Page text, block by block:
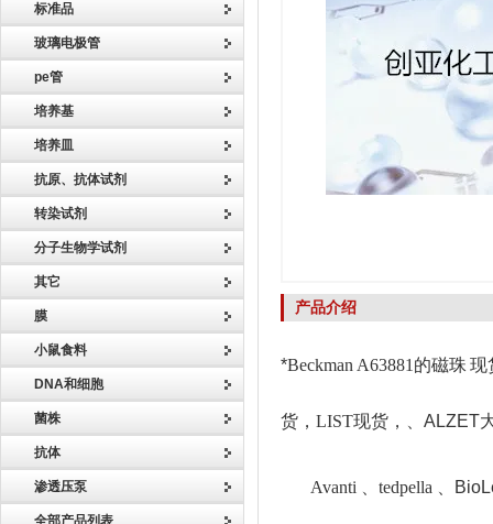
标准品
玻璃电极管
pe管
培养基
培养皿
抗原、抗体试剂
转染试剂
分子生物学试剂
其它
膜
小鼠食料
DNA和细胞
菌株
抗体
渗透压泵
全部产品列表
产品介绍
*Beckman A63881 的磁珠 现
货，LIST现货， 、ALZET
Avanti 、tedpella